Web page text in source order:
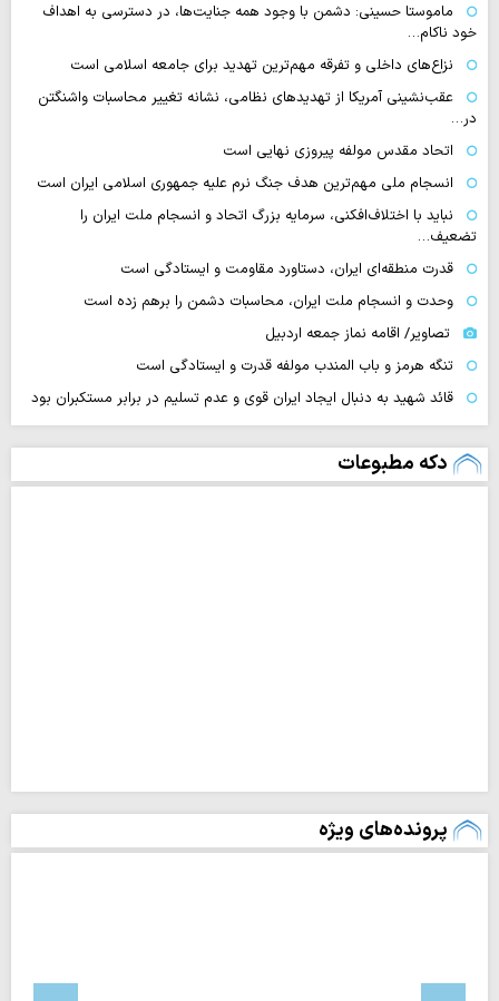
ماموستا حسینی: دشمن با وجود همه جنایت‌ها، در دسترسی به اهداف
خود ناکام…
نزاع‌های داخلی و تفرقه مهم‌ترین تهدید برای جامعه اسلامی است
عقب‌نشینی آمریکا از تهدیدهای نظامی، نشانه تغییر محاسبات واشنگتن
در…
اتحاد مقدس مولفه پیروزی نهایی است
انسجام ملی مهم‌ترین هدف جنگ نرم علیه جمهوری اسلامی ایران است
نباید با اختلاف‌افکنی، سرمایه بزرگ اتحاد و انسجام ملت ایران را
تضعیف…
قدرت منطقه‌ای ایران، دستاورد مقاومت و ایستادگی است
وحدت و انسجام ملت ایران، محاسبات دشمن را برهم زده است
تصاویر/ اقامه نماز جمعه اردبیل
تنگه‌ هرمز و باب المندب مولفه قدرت و ایستادگی است
قائد شهید به دنبال ایجاد ایران قوی و عدم تسلیم در برابر مستکبران بود
دکه مطبوعات
پرونده‌های ویژه